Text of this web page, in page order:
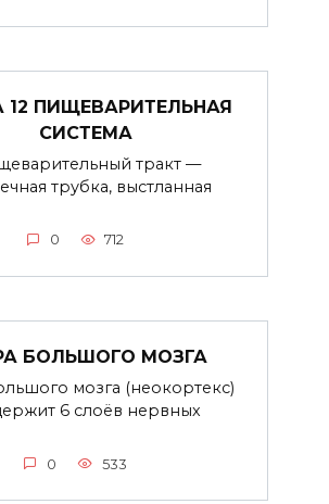
12 ПИЩЕВАРИТЕЛЬНАЯ
СИСТЕМА
тракт —
трубка, выстланная
0 712
БОЛЬШОГО МОЗГА
мозга (неокортекс)
6 слоёв нервных
0 533